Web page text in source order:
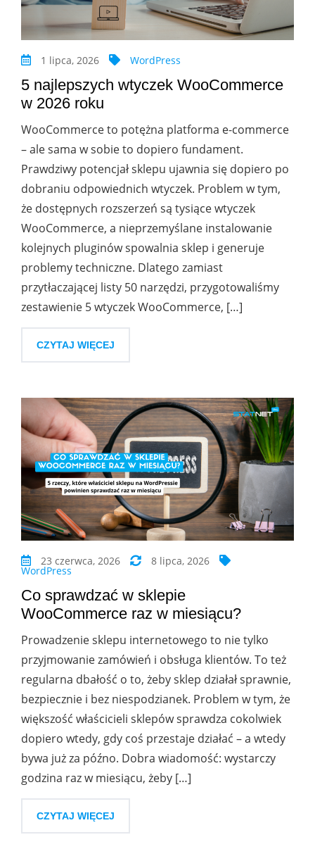
1 lipca, 2026 WordPress
5 najlepszych wtyczek WooCommerce
w 2026 roku
WooCommerce to potężna platforma e-commerce
– ale sama w sobie to dopiero fundament.
Prawdziwy potencjał sklepu ujawnia się dopiero po
dobraniu odpowiednich wtyczek. Problem w tym,
że dostępnych rozszerzeń są tysiące wtyczek
WooCommerce, a nieprzemyślane instalowanie
kolejnych pluginów spowalnia sklep i generuje
problemy techniczne. Dlatego zamiast
przytłaczającej listy 50 narzędzi, przygotowaliśmy
zestawienie 5 wtyczek WooCommerce, […]
CZYTAJ WIĘCEJ
23 czerwca, 2026 8 lipca, 2026
WordPress
Co sprawdzać w sklepie
WooCommerce raz w miesiącu?
Prowadzenie sklepu internetowego to nie tylko
przyjmowanie zamówień i obsługa klientów. To też
regularna dbałość o to, żeby sklep działał sprawnie,
bezpiecznie i bez niespodzianek. Problem w tym, że
większość właścicieli sklepów sprawdza cokolwiek
dopiero wtedy, gdy coś przestaje działać – a wtedy
bywa już za późno. Dobra wiadomość: wystarczy
godzina raz w miesiącu, żeby […]
CZYTAJ WIĘCEJ